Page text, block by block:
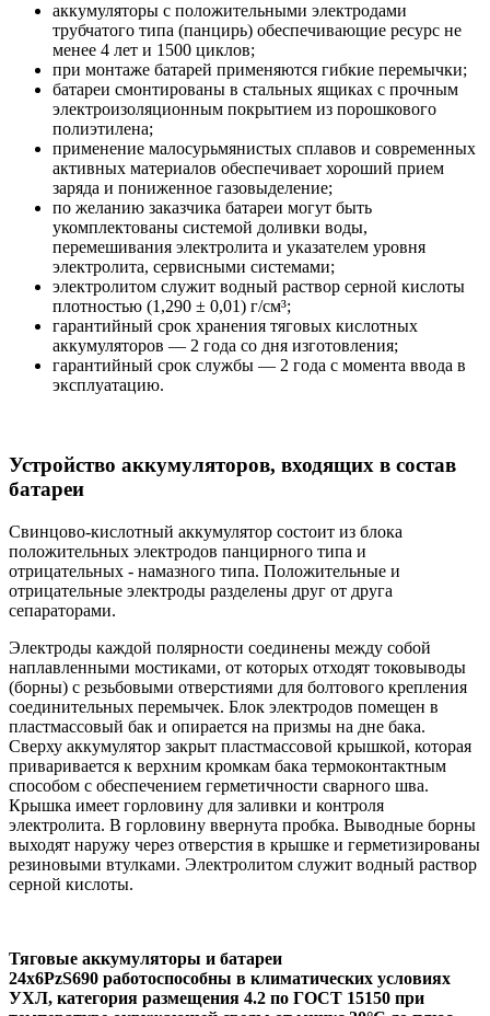
аккумуляторы с положительными электродами
трубчатого типа (панцирь) обеспечивающие ресурс не
менее 4 лет и 1500 циклов;
при монтаже батарей применяются гибкие перемычки;
батареи смонтированы в стальных ящиках с прочным
электроизоляционным покрытием из порошкового
полиэтилена;
применение малосурьмянистых сплавов и современных
активных материалов обеспечивает хороший прием
заряда и пониженное газовыделение;
по желанию заказчика батареи могут быть
укомплектованы системой доливки воды,
перемешивания электролита и указателем уровня
электролита, сервисными системами;
электролитом служит водный раствор серной кислоты
плотностью (1,290 ± 0,01) г/см³;
гарантийный срок хранения тяговых кислотных
аккумуляторов — 2 года со дня изготовления;
гарантийный срок службы — 2 года с момента ввода в
эксплуатацию.
Устройство аккумуляторов, входящих в состав
батареи
Свинцово-кислотный аккумулятор состоит из блока
положительных электродов панцирного типа и
отрицательных - намазного типа. Положительные и
отрицательные электроды разделены друг от друга
сепараторами.
Электроды каждой полярности соединены между собой
наплавленными мостиками, от которых отходят токовыводы
(борны) с резьбовыми отверстиями для болтового крепления
соединительных перемычек. Блок электродов помещен в
пластмассовый бак и опирается на призмы на дне бака.
Сверху аккумулятор закрыт пластмассовой крышкой, которая
приваривается к верхним кромкам бака термоконтактным
способом с обеспечением герметичности сварного шва.
Крышка имеет горловину для заливки и контроля
электролита. В горловину ввернута пробка. Выводные борны
выходят наружу через отверстия в крышке и герметизированы
резиновыми втулками. Электролитом служит водный раствор
серной кислоты.
Тяговые аккумуляторы и батареи
24х6PzS690 работоспособны в климатических условиях
УХЛ, категория размещения 4.2 по ГОСТ 15150 при